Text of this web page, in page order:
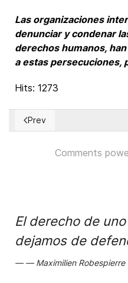
Las organizaciones
denunciar y condenar
derechos humanos,
a estas persecuciones,
Hits: 1273
Previous article: Brutal
Prev
Comments
El derecho de
dejamos de
Maximilien Robespierre